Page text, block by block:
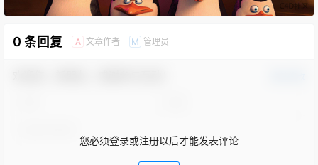
0 条回复 A 文章作者 M 管理员
您必须登录或注册以后才能发表评论